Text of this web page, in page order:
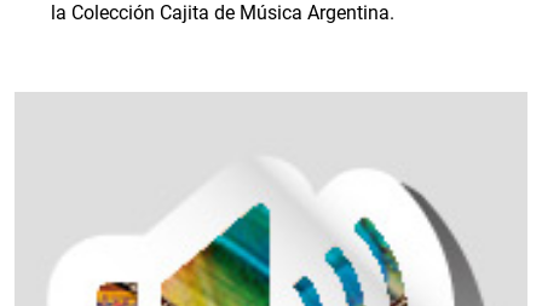
la Colección Cajita de Música Argentina.